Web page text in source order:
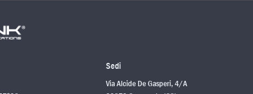
Sedi
Via Alcide De Gasperi, 4/A